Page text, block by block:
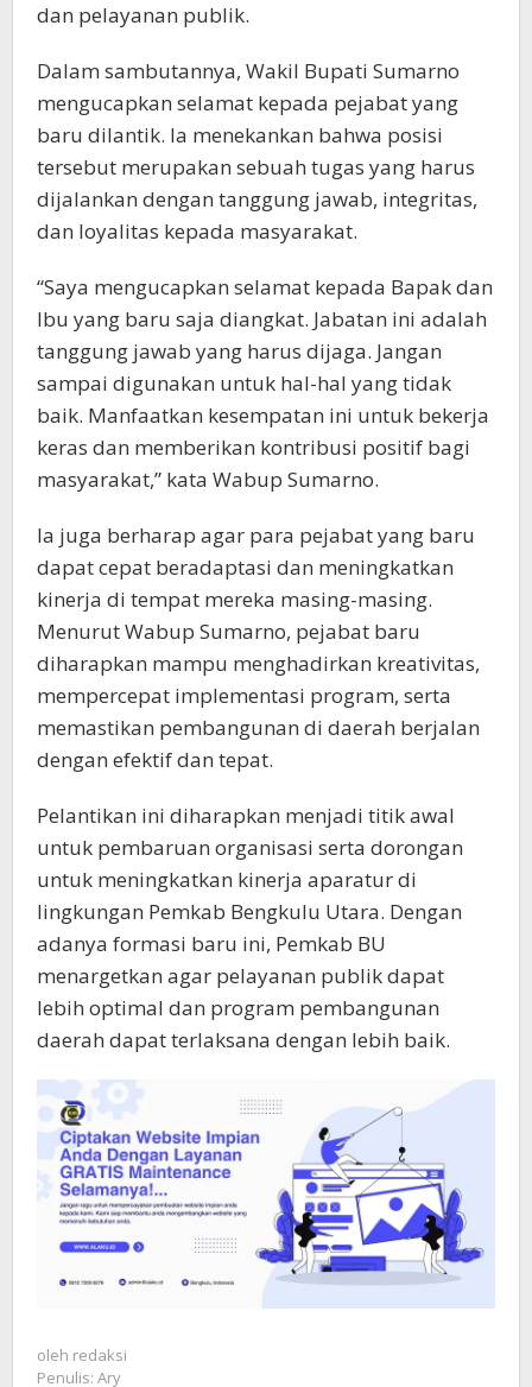
dan pelayanan publik.
Dalam sambutannya, Wakil Bupati Sumarno
mengucapkan selamat kepada pejabat yang
baru dilantik. Ia menekankan bahwa posisi
tersebut merupakan sebuah tugas yang harus
dijalankan dengan tanggung jawab, integritas,
dan loyalitas kepada masyarakat.
“Saya mengucapkan selamat kepada Bapak dan
Ibu yang baru saja diangkat. Jabatan ini adalah
tanggung jawab yang harus dijaga. Jangan
sampai digunakan untuk hal-hal yang tidak
baik. Manfaatkan kesempatan ini untuk bekerja
keras dan memberikan kontribusi positif bagi
masyarakat,” kata Wabup Sumarno.
Ia juga berharap agar para pejabat yang baru
dapat cepat beradaptasi dan meningkatkan
kinerja di tempat mereka masing-masing.
Menurut Wabup Sumarno, pejabat baru
diharapkan mampu menghadirkan kreativitas,
mempercepat implementasi program, serta
memastikan pembangunan di daerah berjalan
dengan efektif dan tepat.
Pelantikan ini diharapkan menjadi titik awal
untuk pembaruan organisasi serta dorongan
untuk meningkatkan kinerja aparatur di
lingkungan Pemkab Bengkulu Utara. Dengan
adanya formasi baru ini, Pemkab BU
menargetkan agar pelayanan publik dapat
lebih optimal dan program pembangunan
daerah dapat terlaksana dengan lebih baik.
oleh redaksi
Penulis: Ary